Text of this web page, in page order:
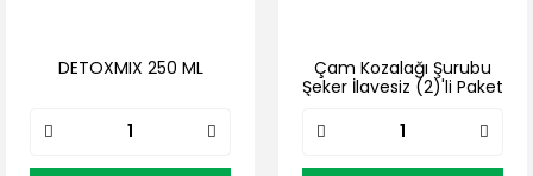
DETOXMIX 250 ML
Çam Kozalağı Şurubu
Şeker İlavesiz (2)'li Paket